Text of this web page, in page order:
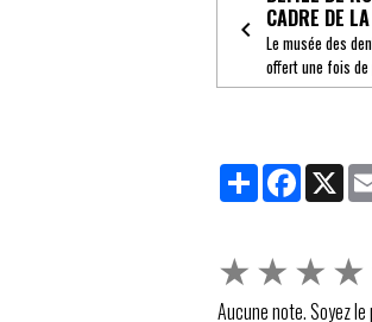
CADRE DE
Le musée des
offert une fois de
PartagerFacebook
X
★★★★
Aucune note. Soyez